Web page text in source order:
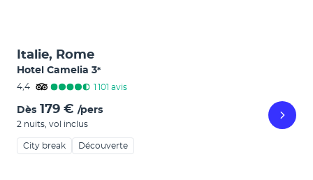
Italie, Rome
Hotel Camelia 3*
4,4 1 101 avis
Dès 179 € /pers
2 nuits vol inclus
City break Découverte